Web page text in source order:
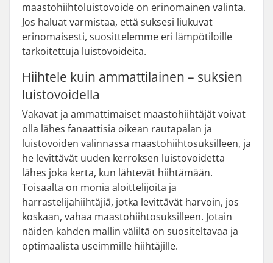
maastohiihtoluistovoide on erinomainen valinta.
Jos haluat varmistaa, että suksesi liukuvat
erinomaisesti, suosittelemme eri lämpötiloille
tarkoitettuja luistovoideita.
Hiihtele kuin ammattilainen – suksien
luistovoidella
Vakavat ja ammattimaiset maastohiihtäjät voivat
olla lähes fanaattisia oikean rautapalan ja
luistovoiden valinnassa maastohiihtosuksilleen, ja
he levittävät uuden kerroksen luistovoidetta
lähes joka kerta, kun lähtevät hiihtämään.
Toisaalta on monia aloittelijoita ja
harrastelijahiihtäjiä, jotka levittävät harvoin, jos
koskaan, vahaa maastohiihtosuksilleen. Jotain
näiden kahden mallin väliltä on suositeltavaa ja
optimaalista useimmille hiihtäjille.